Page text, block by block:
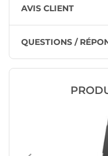
AVIS CLIENT
QUESTIONS /